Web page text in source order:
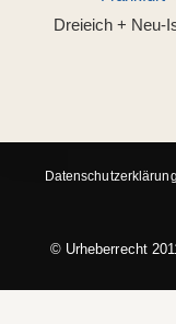
Dreieich + Neu-
Datenschutzerklärung
© Urheberrecht